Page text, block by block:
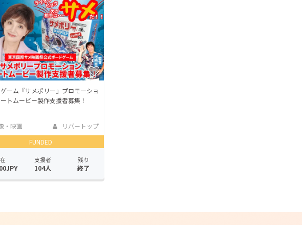
CAMPFIRE for Social Good
CAMPFIREふるさと納税
ーム『サメポリー』プロモーショ
トムービー製作支援者募集！
・映画
リバートップ
FUNDED
支援者
104人
残り
終了